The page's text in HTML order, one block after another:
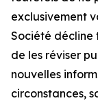
exclusivement
Société décline
de les réviser
nouvelles
circonstances,